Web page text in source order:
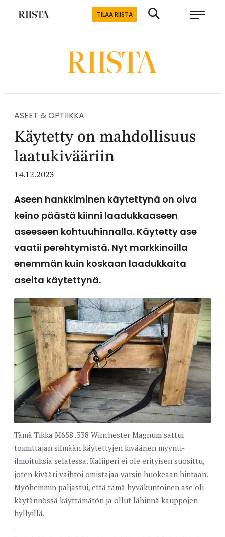
Siirry
Riistalehti.fi
TILAA RIISTA
ASEET & OPTIIKKA
Käytetty on mahdollisuus
laatukivääriin
14.12.2023
Aseen hankkiminen käytettynä on oiva
keino päästä kiinni laadukkaaseen
aseeseen kohtuuhinnalla. Käytetty ase
vaatii perehtymistä. Nyt markkinoilla
enemmän kuin koskaan laadukkaita
aseita käytettynä.
Tämä Tikka M658 .338 Winchester Magnum sattui
toimittajan silmään käytettyjen kiväärien myynti-
ilmoituksia selatessa. Kaliiperi ei ole erityisen suosittu,
joten kivääri vaihtoi omistajaa varsin huokeaan hintaan.
Myöhemmin paljastui, että tämä hyväkuntoinen ase oli
käytännössä käyttämätön ja ollut lähinnä kauppojen
hyllyillä.